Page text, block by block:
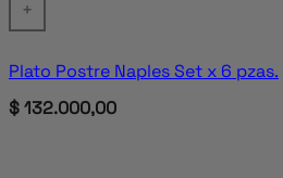
+
Plato Postre Naples Set x 6 pzas.
$132.000,00